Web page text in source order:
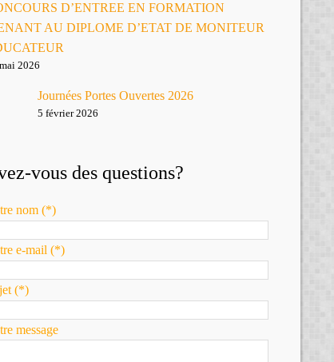
D’ENTREE EN FORMATION
AU DIPLOME D’ETAT DE MONITEUR
2026
Journées Portes Ouvertes 2026
5 février 2026
vous des questions?
nom (*)
e-mail (*)
(*)
message